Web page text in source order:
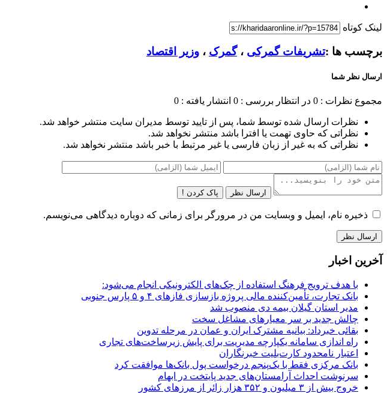
لینک کوتاه
برچسب ها :تشریفات گمرکی ،گمرک ، وزیر اقتصاد
ارسال نظر شما
مجموع نظرات : 0 در انتظار بررسی : 0 انتشار یافته : 0
نظرات ارسال شده توسط شما، پس از تایید توسط مدیران سایت منتشر خواهد شد.
نظراتی که حاوی تهمت یا افترا باشد منتشر نخواهد شد.
نظراتی که به غیر از زبان فارسی یا غیر مرتبط با خبر باشد منتشر نخواهد شد.
ارسال نظر پاک کردن !
ذخیره نام، ایمیل و وبسایت من در مرورگر برای زمانی که دوباره دیدگاهی می‌نویسم.
آخرین اخبار
با هدف ترویج فرهنگ استفاده از چک‌های الکترونیکی انجام می‌شود:
بانک تجارت، تأمین‌کننده مالی پروژه بازسازی فازهای ۴ و ۵ پارس جنوبی
مدیر استان گیلان بیمه دی منصوب شد
چالش جدید بر سر معیارهای مشاغل سخت
بقائی خبرداد: بیانیه مشترک ایران و عمان در مرحله تدوین
راه اندازی سامانه یکپارچه مدیریت برای پایش زیرساخت‌های تجاری
اعتبار نامحدود کارت‌بلیت خبرنگاران
بانک مرکزی فقط با یک‌‎پنجم درخواست پول بانک‌ها موافقت کرد
سرنوشت احداث آرامستان‌های جدید پایتخت در ابهام
خروج بیش از ۳ میلیون و ۳۵۲ هزار زائر از مرزهای کشور